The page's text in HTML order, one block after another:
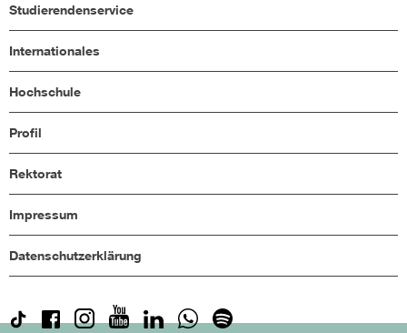
Studierendenservice
Internationales
Hochschule
Profil
Rektorat
Impressum
Datenschutzerklärung